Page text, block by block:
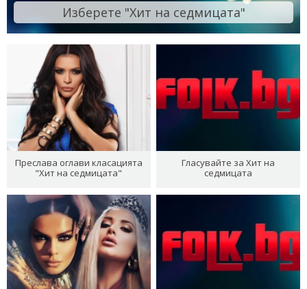
Изберете "Хит на седмицата"
Преслава оглави класацията
"Хит на седмицата"
Гласувайте за Хит на
седмицата